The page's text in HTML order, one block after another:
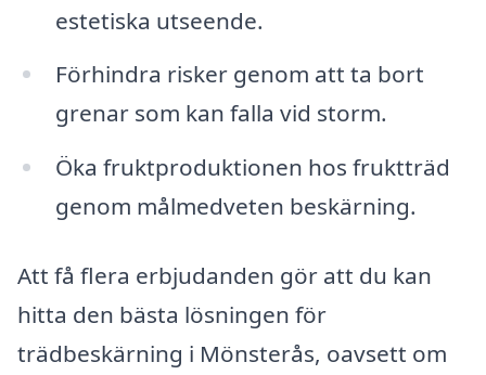
estetiska utseende.
Förhindra risker genom att ta bort
grenar som kan falla vid storm.
Öka fruktproduktionen hos fruktträd
genom målmedveten beskärning.
Att få flera erbjudanden gör att du kan
hitta den bästa lösningen för
trädbeskärning i Mönsterås, oavsett om